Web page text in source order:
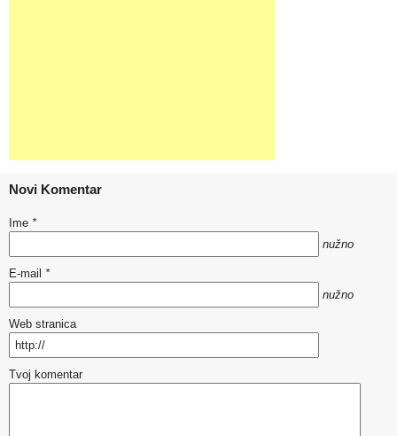
Novi Komentar
Ime *
nužno
E-mail *
nužno
Web stranica
Tvoj komentar